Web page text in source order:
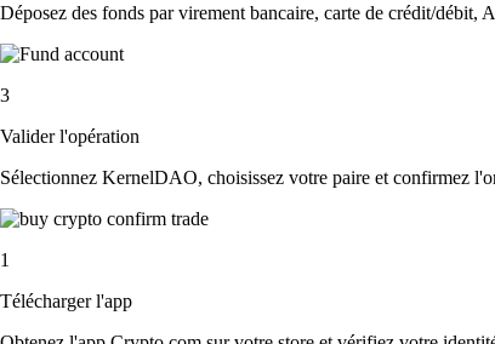
Déposez des fonds par virement bancaire, carte de crédit/
3
Valider l'opération
Sélectionnez KernelDAO, choisissez votre paire et confirmez
1
Télécharger l'app